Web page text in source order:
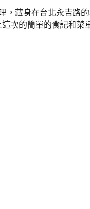
，藏身在台北永吉路
次的簡單的食記和菜